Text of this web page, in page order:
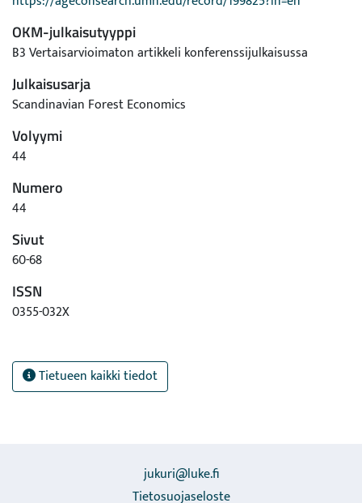
OKM-julkaisutyyppi
B3 Vertaisarvioimaton artikkeli konferenssijulkaisussa
Julkaisusarja
Scandinavian Forest Economics
Volyymi
44
Numero
44
Sivut
60-68
ISSN
0355-032X
Tietueen kaikki tiedot
jukuri@luke.fi
Tietosuojaseloste